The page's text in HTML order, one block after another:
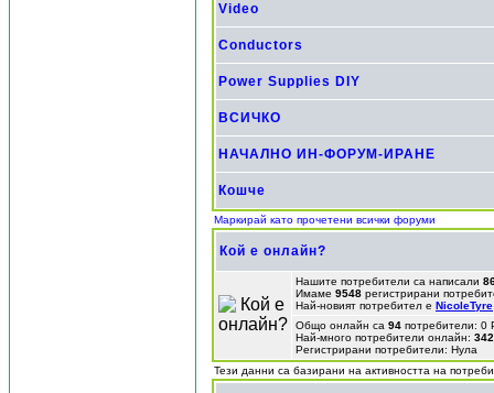
Video
Conductors
Power Supplies DIY
ВСИЧКО
НАЧАЛНО ИН-ФОРУМ-ИРАНЕ
Кошче
Маркирай като прочетени всички форуми
Кой е онлайн?
Нашите потребители са написали
Имаме 9548 регистрирани
Най-новият потребител е NicoleTyre
Общо онлайн са 94 потребители: 0
Най-много потребители онлайн: 342
Регистрирани потребители: Нула
Тези данни са базирани на активността на